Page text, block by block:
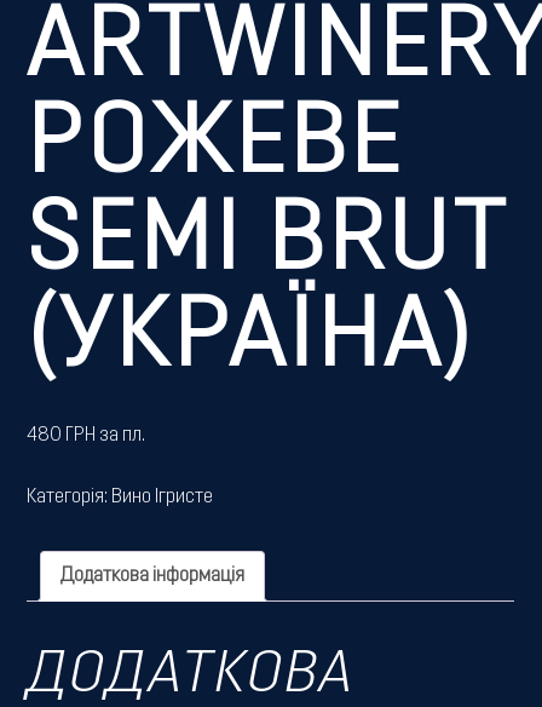
РОЖЕВЕ
SEMI BRUT
(УКРАЇНА)
480 ГРН за пл.
Категорія: Вино Ігристе
Додаткова інформація
ДОДАТКОВА